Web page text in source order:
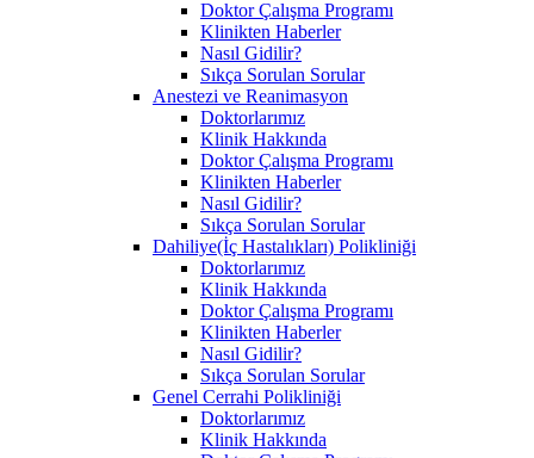
Doktor Çalışma Programı
Klinikten Haberler
Nasıl Gidilir?
Sıkça Sorulan Sorular
Anestezi ve Reanimasyon
Doktorlarımız
Klinik Hakkında
Doktor Çalışma Programı
Klinikten Haberler
Nasıl Gidilir?
Sıkça Sorulan Sorular
Dahiliye(İç Hastalıkları) Polikliniği
Doktorlarımız
Klinik Hakkında
Doktor Çalışma Programı
Klinikten Haberler
Nasıl Gidilir?
Sıkça Sorulan Sorular
Genel Cerrahi Polikliniği
Doktorlarımız
Klinik Hakkında